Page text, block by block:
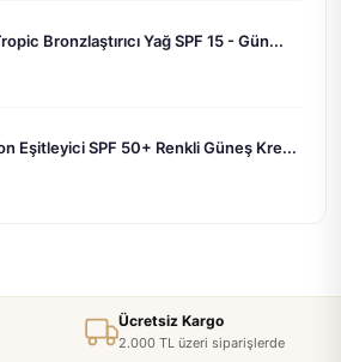
Bronzlaştırıcı Yağ SPF 15 - Gün...
Eşitleyici SPF 50+ Renkli Güneş Kre...
Ücretsiz Kargo
2.000 TL üzeri siparişlerde